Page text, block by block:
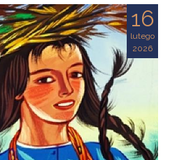
16
lutego
2026